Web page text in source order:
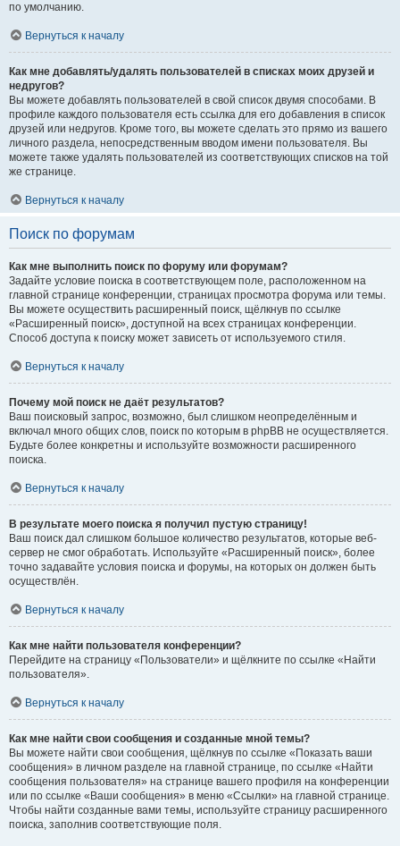
по умолчанию.
Вернуться к началу
Как мне добавлять/удалять пользователей в списках моих друзей и
недругов?
Вы можете добавлять пользователей в свой список двумя способами. В
профиле каждого пользователя есть ссылка для его добавления в список
друзей или недругов. Кроме того, вы можете сделать это прямо из вашего
личного раздела, непосредственным вводом имени пользователя. Вы
можете также удалять пользователей из соответствующих списков на той
же странице.
Вернуться к началу
Поиск по форумам
Как мне выполнить поиск по форуму или форумам?
Задайте условие поиска в соответствующем поле, расположенном на
главной странице конференции, страницах просмотра форума или темы.
Вы можете осуществить расширенный поиск, щёлкнув по ссылке
«Расширенный поиск», доступной на всех страницах конференции.
Способ доступа к поиску может зависеть от используемого стиля.
Вернуться к началу
Почему мой поиск не даёт результатов?
Ваш поисковый запрос, возможно, был слишком неопределённым и
включал много общих слов, поиск по которым в phpBB не осуществляется.
Будьте более конкретны и используйте возможности расширенного
поиска.
Вернуться к началу
В результате моего поиска я получил пустую страницу!
Ваш поиск дал слишком большое количество результатов, которые веб-
сервер не смог обработать. Используйте «Расширенный поиск», более
точно задавайте условия поиска и форумы, на которых он должен быть
осуществлён.
Вернуться к началу
Как мне найти пользователя конференции?
Перейдите на страницу «Пользователи» и щёлкните по ссылке «Найти
пользователя».
Вернуться к началу
Как мне найти свои сообщения и созданные мной темы?
Вы можете найти свои сообщения, щёлкнув по ссылке «Показать ваши
сообщения» в личном разделе на главной странице, по ссылке «Найти
сообщения пользователя» на странице вашего профиля на конференции
или по ссылке «Ваши сообщения» в меню «Ссылки» на главной странице.
Чтобы найти созданные вами темы, используйте страницу расширенного
поиска, заполнив соответствующие поля.